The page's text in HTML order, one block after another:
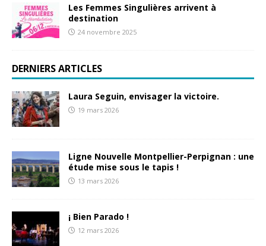
Les Femmes Singulières arrivent à
destination
24 novembre 2025
DERNIERS ARTICLES
Laura Seguin, envisager la victoire.
19 mars 2026
Ligne Nouvelle Montpellier-Perpignan : une
étude mise sous le tapis !
13 mars 2026
¡ Bien Parado !
12 mars 2026